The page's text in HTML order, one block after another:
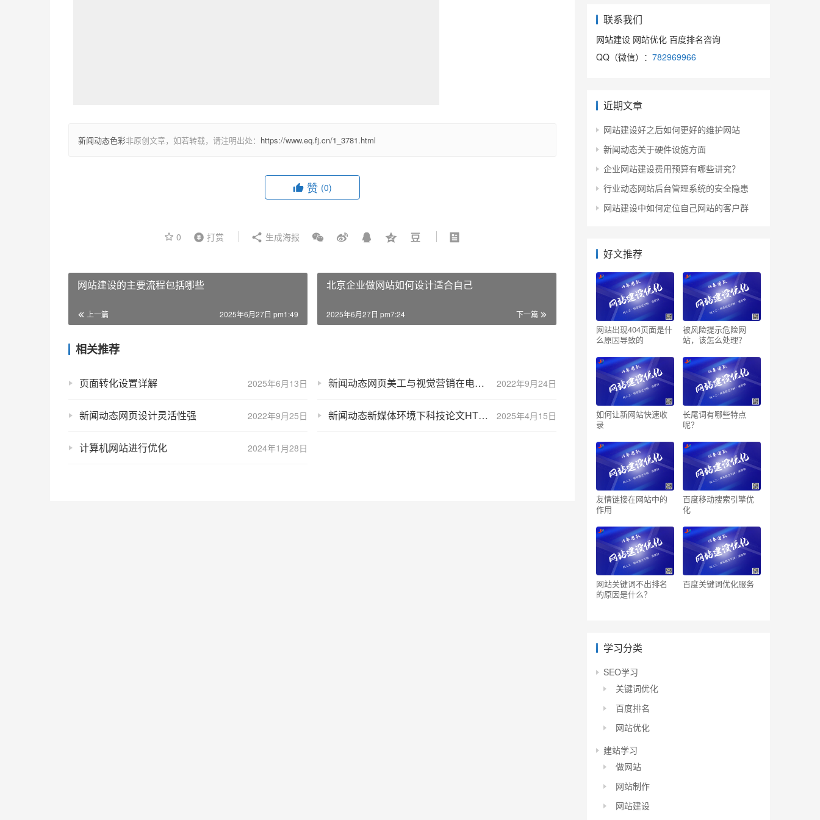
新闻动态色彩非原创文章，如若转载，请注明出处： https://www.eq.fj.cn/1_3781.html
赞 (0)
0 打赏 生成海报
网站建设的主要流程包括哪些
上一篇 2025年6月27日 pm1:49
北京企业做网站如何设计适合自己
下一篇
2025年6月27日 pm7:24
相关推荐
2025年6月13日
页面转化设置详解 2022年9月24日
新闻动态网页美工与视觉营销在电子商务的应用
2022年9月25日
新闻动态网页设计灵活性强 2025年4月15日
新闻动态新媒体环境下科技论文HTML页面布局及元素编排
2024年1月28日
计算机网站进行优化
联系我们
网站建设 网站优化 百度排名咨询
QQ（微信）： 782969966
近期文章
网站建设好之后如何更好的维护网站
新闻动态关于硬件设施方面
企业网站建设费用预算有哪些讲究？
行业动态网站后台管理系统的安全隐患
网站建设中如何定位自己网站的客户群
好文推荐
网站出现404页面是什
么原因导致的
被风险提示危险网
站，该怎么处理？
如何让新网站快速收
录
长尾词有哪些特点
呢？
友情链接在网站中的
作用
百度移动搜索引擎优
化
网站关键词不出排名
的原因是什么？
百度关键词优化服务
学习分类
SEO学习
关键词优化
百度排名
网站优化
建站学习
做网站
网站制作
网站建设